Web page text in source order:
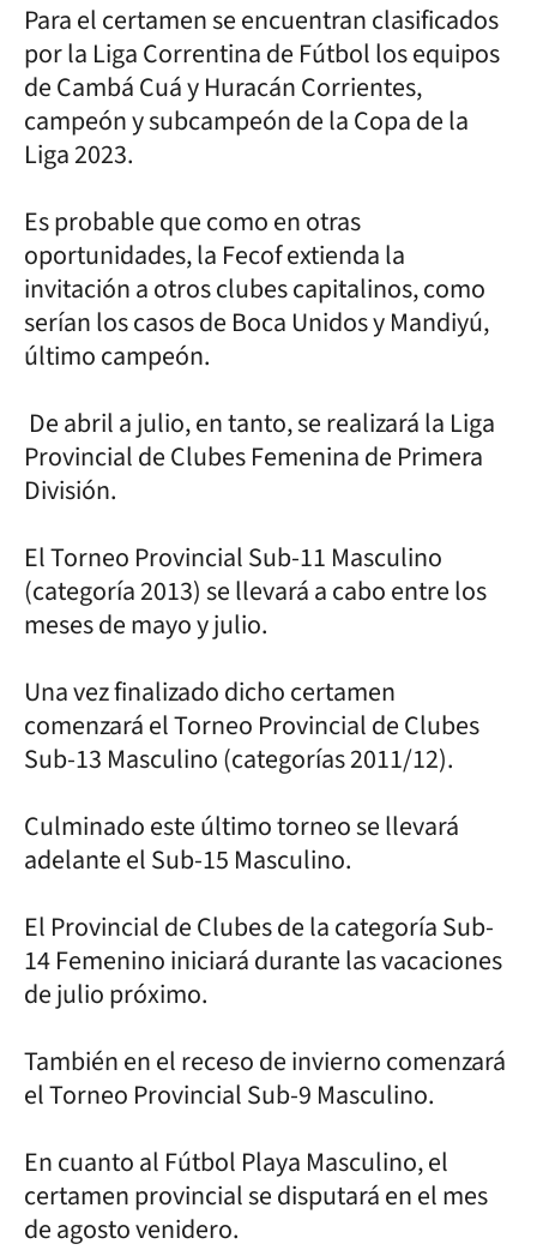
Para el certamen se encuentran clasificados
por la Liga Correntina de Fútbol los equipos
de Cambá Cuá y Huracán Corrientes,
campeón y subcampeón de la Copa de la
Liga 2023.
Es probable que como en otras
oportunidades, la Fecof extienda la
invitación a otros clubes capitalinos, como
serían los casos de Boca Unidos y Mandiyú,
último campeón.
De abril a julio, en tanto, se realizará la Liga
Provincial de Clubes Femenina de Primera
División.
El Torneo Provincial Sub-11 Masculino
(categoría 2013) se llevará a cabo entre los
meses de mayo y julio.
Una vez finalizado dicho certamen
comenzará el Torneo Provincial de Clubes
Sub-13 Masculino (categorías 2011/12).
Culminado este último torneo se llevará
adelante el Sub-15 Masculino.
El Provincial de Clubes de la categoría Sub-
14 Femenino iniciará durante las vacaciones
de julio próximo.
También en el receso de invierno comenzará
el Torneo Provincial Sub-9 Masculino.
En cuanto al Fútbol Playa Masculino, el
certamen provincial se disputará en el mes
de agosto venidero.